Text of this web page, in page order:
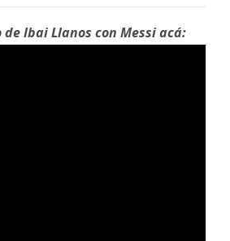
de Ibai Llanos con Messi acá: